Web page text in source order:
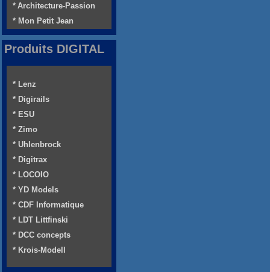
* Architecture-Passion
* Mon Petit Jean
Produits DIGITAL
* Lenz
* Digirails
* ESU
* Zimo
* Uhlenbrock
* Digitrax
* LOCOIO
* YD Models
* CDF Informatique
* LDT Littfinski
* DCC concepts
* Krois-Modell